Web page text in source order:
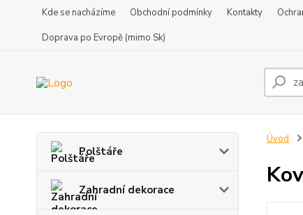
Kde se nacházíme Obchodní podmínky Kontakty
Doprava po Evropě (mimo Sk)
Polštáře
Zahradní dekorace
Úvod